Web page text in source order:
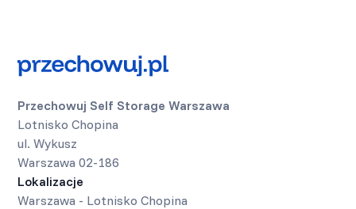
Przechowuj Self Storage Warszawa
Lotnisko Chopina
ul. Wykusz
Warszawa 02-186
Lokalizacje
Warszawa - Lotnisko Chopina